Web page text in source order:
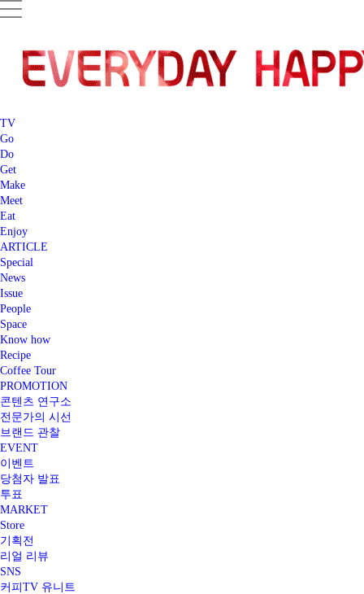
TV
Go
Do
Get
Make
Meet
Eat
Enjoy
ARTICLE
Special
News
Issue
People
Space
Know how
Recipe
Coffee Tour
PROMOTION
콘텐츠 연구소
전문가의 시선
브랜드 관찰
EVENT
이벤트
당첨자 발표
투표
MARKET
Store
기획전
리얼 리뷰
SNS
커피TV 유니트